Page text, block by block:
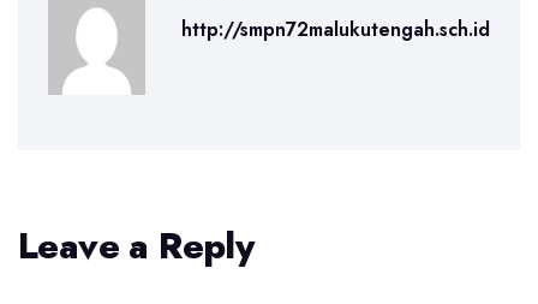
http://smpn72malukutengah.sch.id
Leave a Reply